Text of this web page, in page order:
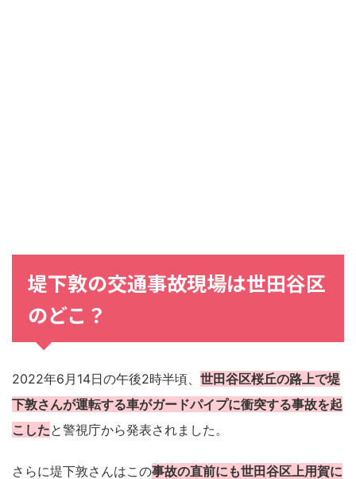
堤下敦の交通事故現場は世田谷区
のどこ？
2022年6月14日の午後2時半頃、 世田谷区桜丘の路上で堤
下敦さんが運転する車がガードパイプに衝突する事故を起
こしたと警視庁から発表されました。
さらに堤下敦さんはこの事故の直前にも世田谷区上用賀に